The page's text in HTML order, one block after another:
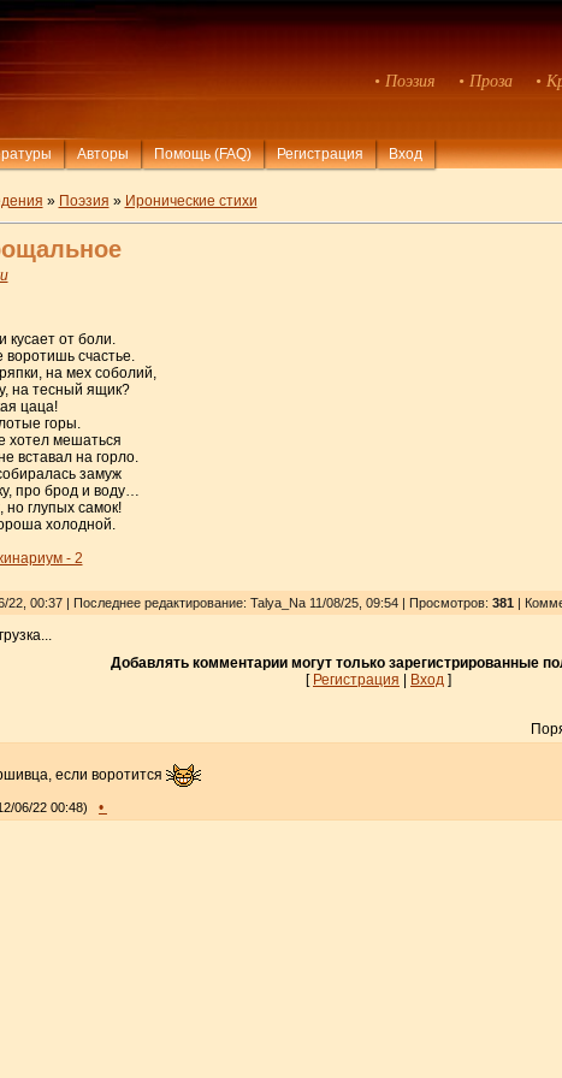
• Поэзия • Проза •
Авторы Помощь (FAQ) Регистрация Вход
» Поэзия » Иронические стихи
кусает от боли.
воротишь счастье.
на мех соболий,
на тесный ящик?
цаца!
горы.
хотел мешаться
вставал на горло.
замуж
про брод и воду…
глупых самок!
холодной.
- 2
22, 00:37 | Последнее редактирование: Talya_Na 11/08/25, 09:54 | Просмотров: 381|
Добавлять комментарии могут только зарегистрированные
[ Регистрация | Вход ]
если воротится
06/22 00:48) •